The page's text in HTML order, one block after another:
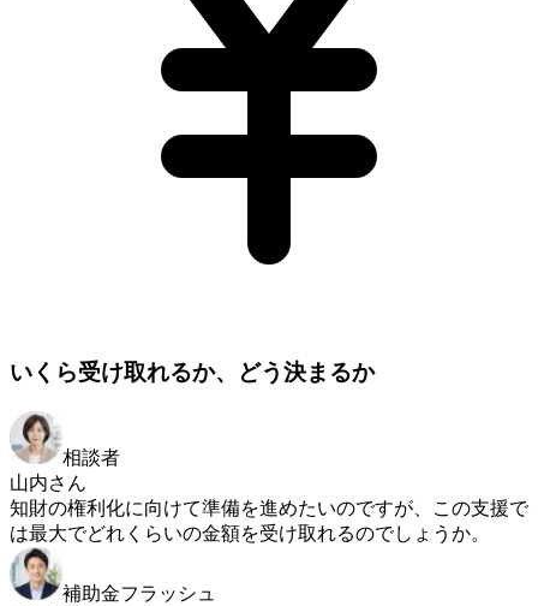
いくら受け取れるか、どう決まるか
相談者
山内さん
知財の権利化に向けて準備を進めたいのですが、この支援で
は最大でどれくらいの金額を受け取れるのでしょうか。
補助金フラッシュ